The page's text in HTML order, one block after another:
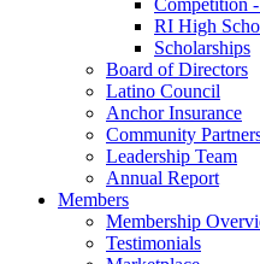
Competition
RI High
Scholarships
Board of Directors
Latino Council
Anchor Insurance
Community
Leadership Team
Annual Report
Members
Membership
Testimonials